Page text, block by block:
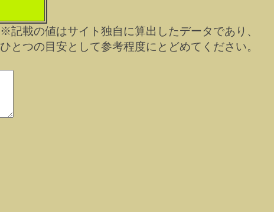
※記載の値はサイト独自に算出したデータであり、
ひとつの目安として参考程度にとどめてください。